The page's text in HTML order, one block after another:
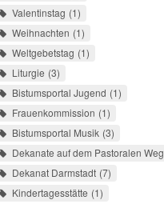
Valentinstag 1
Weihnachten 1
Weltgebetstag 1
Liturgie 3
Bistumsportal Jugend 1
Frauenkommission 1
Bistumsportal Musik 3
Dekanate auf dem Pastoralen Weg
Dekanat Darmstadt 7
Kindertagesstätte 1